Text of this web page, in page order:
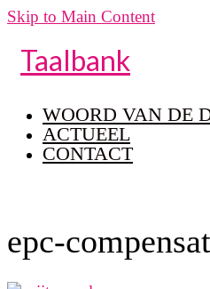
Skip to Main Content
Taalbank
WOORD VAN DE
ACTUEEL
CONTACT
epc-